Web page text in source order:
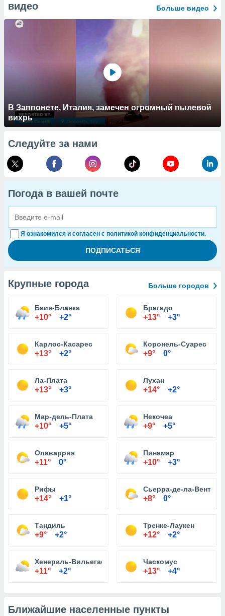
видео Больше видео
В Заппонете, Италия, замечен огромный пылевой
вихрь
Следуйте за нами
Погода в вашей почте
Я ознакомился и согласен с политикой конфиденциальности.
Крупные города Больше городов
Баия-Бланка
+10° +2°
Брагадо
+13° +3°
Карлос-Касарес
+13° +2°
Коронель-Суарес
+9° 0°
Ла-Плата
+13° +3°
Лухан
+14° +2°
Мар-дель-Плата
+10° +5°
Некочеа
+9° +5°
Олаваррия
+11° 0°
Пинамар
+10° +3°
Рифы
+14° +1°
Сьерра-де-ла-Вентана
+8° 0°
Тандиль
+9° +2°
Тренке-Лаукен
+12° +2°
Хенераль-Вильегас
+11° +2°
Часкомус
+13° +4°
Ближайшие населенные пункты